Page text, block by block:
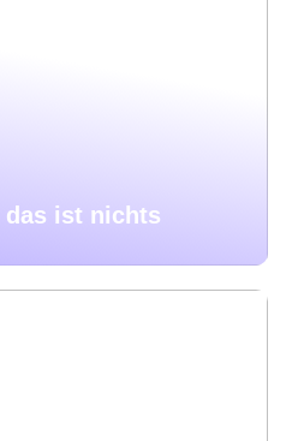
das ist nichts